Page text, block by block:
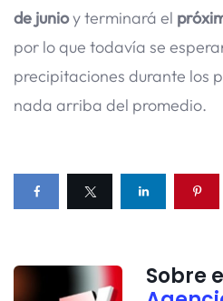
de junioy terminará el
por lo que todavía se
precipitaciones durante los
nada arriba del promedio.
Sobre